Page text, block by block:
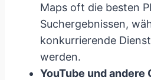
Maps oft die besten
Suchergebnissen,
konkurrierende
werden.
YouTube und andere